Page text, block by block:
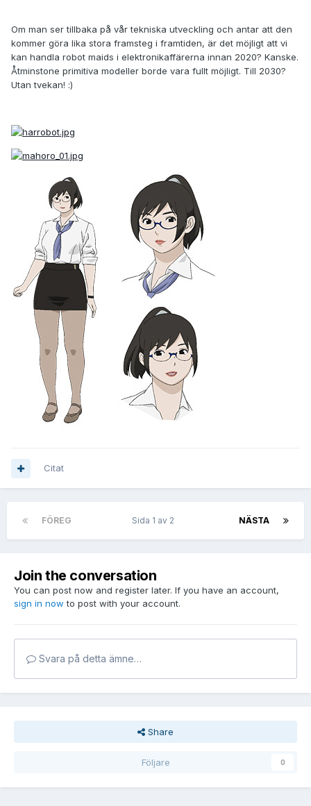
Om man ser tillbaka på vår tekniska utveckling och antar att den
kommer göra lika stora framsteg i framtiden, är det möjligt att vi
kan handla robot maids i elektronikaffärerna innan 2020? Kanske.
Åtminstone primitiva modeller borde vara fullt möjligt. Till 2030?
Utan tvekan! :)
Citat
FÖREG NÄSTA
Sida 1 av 2
Join the conversation
You can post now and register later. If you have an account,
sign in now to post with your account.
Svara på detta ämne…
Share
Följare 0